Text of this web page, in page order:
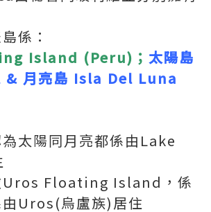
係：
Island (Peru)； 太陽島
月亮島 Isla Del Luna
太陽同月亮都係由Lake
Uros Floating Island，係
Uros(烏盧族)居住